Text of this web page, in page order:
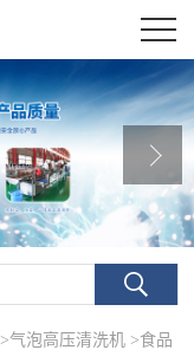
>气泡高压清洗机 >食品